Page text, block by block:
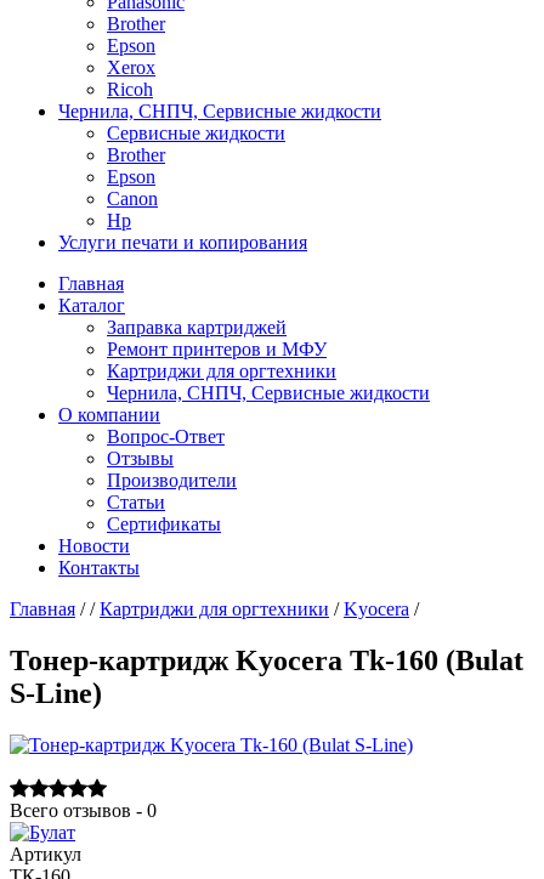
Brother
Epson
Xerox
Ricoh
Чернила, СНПЧ, Сервисные жидкости
Сервисные жидкости
Brother
Epson
Canon
Hp
Услуги печати и копирования
Главная
Каталог
Заправка картриджей
Ремонт принтеров и МФУ
Картриджи для оргтехники
Чернила, СНПЧ, Сервисные жидкости
О компании
Вопрос-Ответ
Отзывы
Производители
Статьи
Сертификаты
Новости
Контакты
Главная / / Картриджи для оргтехники / Kyocera /
Тонер-картридж Kyocera Tk-160 (Bulat
S-Line)
Всего отзывов - 0
Артикул